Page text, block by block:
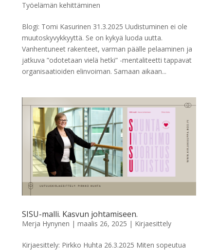
Työelämän kehittäminen
Blogi: Tomi Kasurinen 31.3.2025 Uudistuminen ei ole
muutoskyvykkyyttä. Se on kykyä luoda uutta.
Vanhentuneet rakenteet, varman päälle pelaaminen ja
jatkuva ”odotetaan vielä hetki” -mentaliteetti tappavat
organisaatioiden elinvoiman. Samaan aikaan...
SISU-malli. Kasvun johtamiseen.
Merja Hynynen | maalis 26, 2025 | Kirjaesittely
Kirjaesittely: Pirkko Huhta 26.3.2025 Miten sopeutua